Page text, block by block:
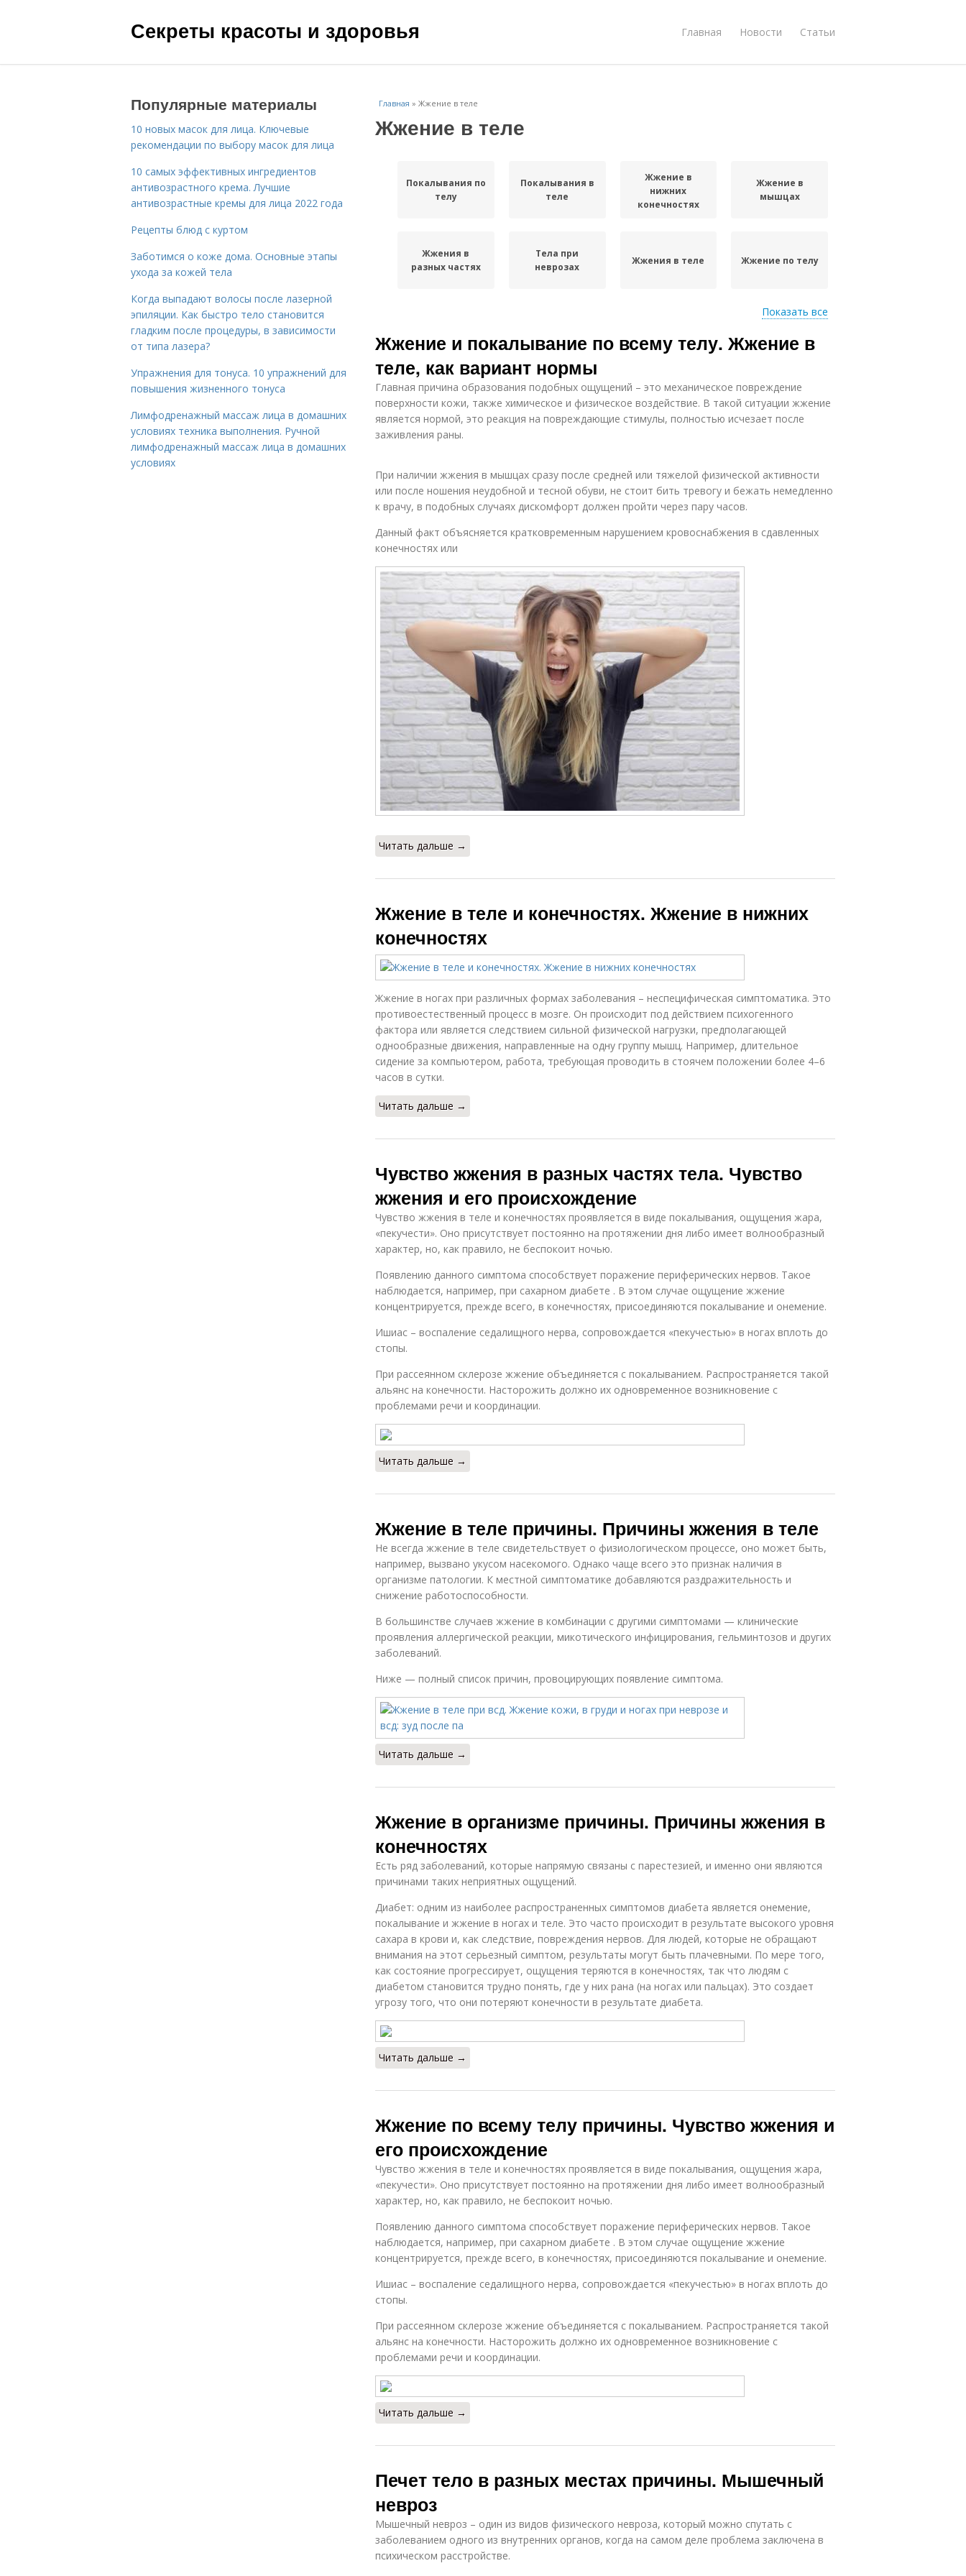
Секреты красоты и здоровья Главная Новости Статьи
Главная » Жжение в теле
Жжение в теле
Покалывания по
телу
Покалывания в
теле
Жжение в
нижних
конечностях
Жжение в
мышцах
Жжения в
разных частях
Тела при
неврозах
Жжения в теле Жжение по телу
организме
конечностях
жжении
Тело под кожей Жжение по коже
Показать все
Жжение и покалывание по всему телу. Жжение в
теле, как вариант нормы
Главная причина образования подобных ощущений – это механическое повреждение
поверхности кожи, также химическое и физическое воздействие. В такой ситуации жжение
является нормой, это реакция на повреждающие стимулы, полностью исчезает после
заживления раны.
При наличии жжения в мышцах сразу после средней или тяжелой физической активности
или после ношения неудобной и тесной обуви, не стоит бить тревогу и бежать немедленно
к врачу, в подобных случаях дискомфорт должен пройти через пару часов.
Данный факт объясняется кратковременным нарушением кровоснабжения в сдавленных
конечностях или
Читать дальше →
Жжение в теле и конечностях. Жжение в нижних
конечностях
Жжение в ногах при различных формах заболевания – неспецифическая симптоматика. Это
противоестественный процесс в мозге. Он происходит под действием психогенного
фактора или является следствием сильной физической нагрузки, предполагающей
однообразные движения, направленные на одну группу мышц. Например, длительное
сидение за компьютером, работа, требующая проводить в стоячем положении более 4–6
часов в сутки.
Читать дальше →
Чувство жжения в разных частях тела. Чувство
жжения и его происхождение
Чувство жжения в теле и конечностях проявляется в виде покалывания, ощущения жара,
«пекучести». Оно присутствует постоянно на протяжении дня либо имеет волнообразный
характер, но, как правило, не беспокоит ночью.
Появлению данного симптома способствует поражение периферических нервов. Такое
наблюдается, например, при сахарном диабете . В этом случае ощущение жжение
концентрируется, прежде всего, в конечностях, присоединяются покалывание и онемение.
Ишиас – воспаление седалищного нерва, сопровождается «пекучестью» в ногах вплоть до
стопы.
При рассеянном склерозе жжение объединяется с покалыванием. Распространяется такой
альянс на конечности. Насторожить должно их одновременное возникновение с
проблемами речи и координации.
Читать дальше →
Жжение в теле причины. Причины жжения в теле
Не всегда жжение в теле свидетельствует о физиологическом процессе, оно может быть,
например, вызвано укусом насекомого. Однако чаще всего это признак наличия в
организме патологии. К местной симптоматике добавляются раздражительность и
снижение работоспособности.
В большинстве случаев жжение в комбинации с другими симптомами — клинические
проявления аллергической реакции, микотического инфицирования, гельминтозов и других
заболеваний.
Ниже — полный список причин, провоцирующих появление симптома.
Читать дальше →
Жжение в организме причины. Причины жжения в
конечностях
Есть ряд заболеваний, которые напрямую связаны с парестезией, и именно они являются
причинами таких неприятных ощущений.
Диабет: одним из наиболее распространенных симптомов диабета является онемение,
покалывание и жжение в ногах и теле. Это часто происходит в результате высокого уровня
сахара в крови и, как следствие, повреждения нервов. Для людей, которые не обращают
внимания на этот серьезный симптом, результаты могут быть плачевными. По мере того,
как состояние прогрессирует, ощущения теряются в конечностях, так что людям с
диабетом становится трудно понять, где у них рана (на ногах или пальцах). Это создает
угрозу того, что они потеряют конечности в результате диабета.
Читать дальше →
Жжение по всему телу причины. Чувство жжения и
его происхождение
Чувство жжения в теле и конечностях проявляется в виде покалывания, ощущения жара,
«пекучести». Оно присутствует постоянно на протяжении дня либо имеет волнообразный
характер, но, как правило, не беспокоит ночью.
Появлению данного симптома способствует поражение периферических нервов. Такое
наблюдается, например, при сахарном диабете . В этом случае ощущение жжение
концентрируется, прежде всего, в конечностях, присоединяются покалывание и онемение.
Ишиас – воспаление седалищного нерва, сопровождается «пекучестью» в ногах вплоть до
стопы.
При рассеянном склерозе жжение объединяется с покалыванием. Распространяется такой
альянс на конечности. Насторожить должно их одновременное возникновение с
проблемами речи и координации.
Читать дальше →
Печет тело в разных местах причины. Мышечный
невроз
Мышечный невроз – один из видов физического невроза, который можно спутать с
заболеванием одного из внутренних органов, когда на самом деле проблема заключена в
психическом расстройстве.
Популярные материалы
10 новых масок для лица. Ключевые
рекомендации по выбору масок для лица
10 самых эффективных ингредиентов
антивозрастного крема. Лучшие
антивозрастные кремы для лица 2022 года
Рецепты блюд с куртом
Заботимся о коже дома. Основные этапы
ухода за кожей тела
Когда выпадают волосы после лазерной
эпиляции. Как быстро тело становится
гладким после процедуры, в зависимости
от типа лазера?
Упражнения для тонуса. 10 упражнений для
повышения жизненного тонуса
Лимфодренажный массаж лица в домашних
условиях техника выполнения. Ручной
лимфодренажный массаж лица в домашних
условиях